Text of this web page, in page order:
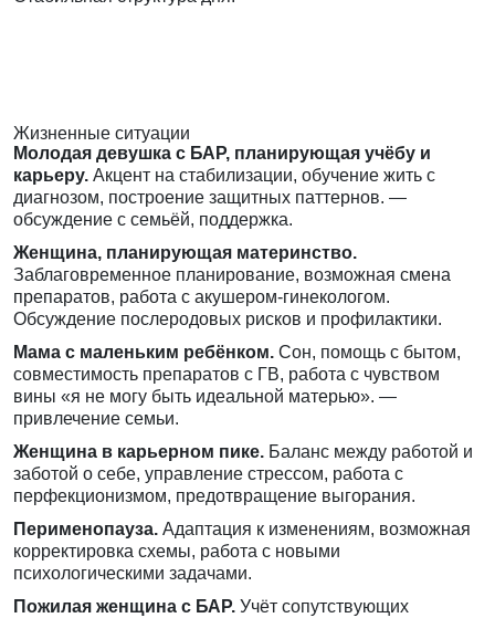
Жизненные ситуации
Молодая девушка с БАР, планирующая учёбу и
карьеру. Акцент на стабилизации, обучение жить с
диагнозом, построение защитных паттернов. —
обсуждение с семьёй, поддержка.
Женщина, планирующая материнство.
Заблаговременное планирование, возможная смена
препаратов, работа с акушером-гинекологом.
Обсуждение послеродовых рисков и профилактики.
Мама с маленьким ребёнком. Сон, помощь с бытом,
совместимость препаратов с ГВ, работа с чувством
вины «я не могу быть идеальной матерью». —
привлечение семьи.
Женщина в карьерном пике. Баланс между работой и
заботой о себе, управление стрессом, работа с
перфекционизмом, предотвращение выгорания.
Перименопауза. Адаптация к изменениям, возможная
корректировка схемы, работа с новыми
психологическими задачами.
Пожилая женщина с БАР. Учёт сопутствующих